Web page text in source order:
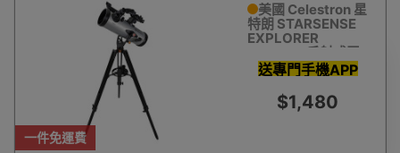
一件免運費
美國 Celestron 星
特朗 STARSENSE
EXPLORER
LT114AZ 反射式天
文望遠鏡(智能手機
輔助尋星)
送專門手機APP
助你瞄準星體 教
你搵星星
$1,480